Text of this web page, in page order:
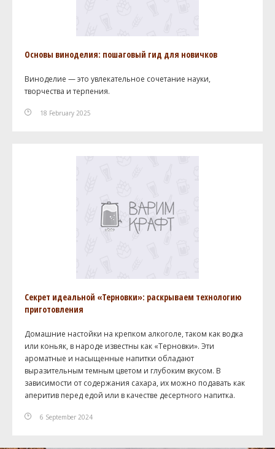
Основы виноделия: пошаговый гид для новичков
Виноделие — это увлекательное сочетание науки,
творчества и терпения.
18 February 2025
Секрет идеальной «Терновки»: раскрываем технологию
приготовления
Домашние настойки на крепком алкоголе, таком как водка
или коньяк, в народе известны как «Терновки». Эти
ароматные и насыщенные напитки обладают
выразительным темным цветом и глубоким вкусом. В
зависимости от содержания сахара, их можно подавать как
аперитив перед едой или в качестве десертного напитка.
6 September 2024